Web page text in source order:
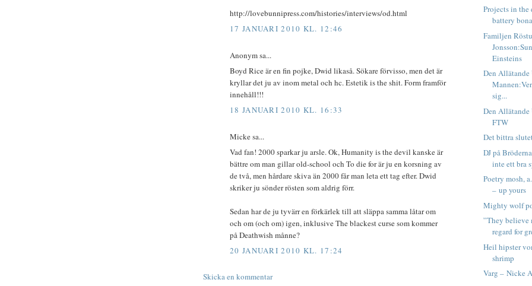
http://lovebunnipress.com/histories/interviews/od.html
17 JANUARI 2010 KL. 12:46
Anonym sa...
Boyd Rice är en fin pojke, Dwid likaså. Sökare förvisso, men det är
kryllar det ju av inom metal och hc. Estetik is the shit. Form framför
innehåll!!!
18 JANUARI 2010 KL. 16:33
Micke sa...
Vad fan! 2000 sparkar ju arsle. Ok, Humanity is the devil kanske är
bättre om man gillar old-school och To die for är ju en korsning av
de två, men hårdare skiva än 2000 får man leta ett tag efter. Dwid
skriker ju sönder rösten som aldrig förr.
Sedan har de ju tyvärr en förkärlek till att släppa samma låtar om
och om (och om) igen, inklusive The blackest curse som kommer
på Deathwish månne?
20 JANUARI 2010 KL. 17:24
Skicka en kommentar
Projects in the
battery
Familjen
Einsteins
Den Allätande
sig...
Den Allätande
FTW
Det bittra
DJ på
inte ett bra
Poetry mosh,
– up yours
Mighty wolf
”They believe
regard for
Heil hipster
shrimp
Varg – Nicke